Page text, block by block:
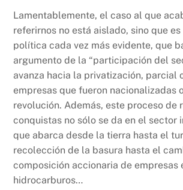
Lamentablemente, el caso al que
referirnos no está aislado, sino que
política cada vez más evidente, que
argumento de la “participación del
avanza hacia la privatización, parcial
empresas que fueron nacionalizadas
revolución. Además, este proceso de
conquistas no sólo se da en el sector
que abarca desde la tierra hasta el
recolección de la basura hasta el
composición accionaria de empresas
hidrocarburos…